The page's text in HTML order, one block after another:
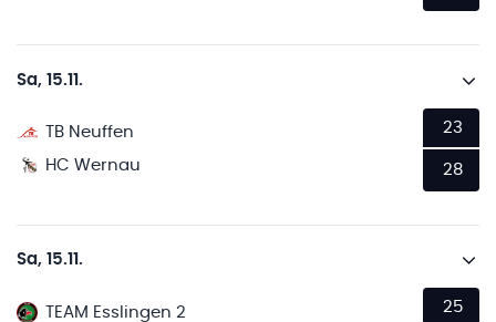
Sa, 15.11.
TB Neuffen
HC Wernau
23
28
Sa, 15.11.
TEAM Esslingen 2
25